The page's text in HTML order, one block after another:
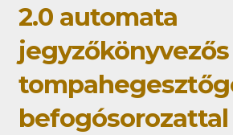
2.0 automata
jegyzőkönyvezős
befogósorozattal